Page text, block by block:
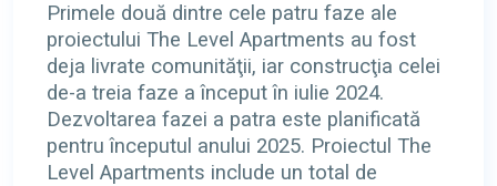
Primele două dintre cele patru faze ale
proiectului The Level Apartments au fost
deja livrate comunităţii, iar construcţia celei
de-a treia faze a început în iulie 2024.
Dezvoltarea fazei a patra este planificată
pentru începutul anului 2025. Proiectul The
Level Apartments include un total de